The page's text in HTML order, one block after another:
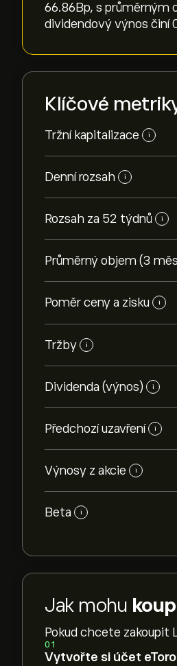
66.86B‎p‎, s průměrným
dividendový výnos činí
Klíčové
Tržní kapitalizace i
Denní rozsah i
Rozsah za 52 týdnů i
Průměrný objem (3
Poměr ceny a zisku i
Tržby i
Dividenda (výnos) i
Předchozí uzavření i
Výnosy z akcie i
Beta i
Jak mohu
Pokud chcete zakoupit
01
Vytvořte si účet